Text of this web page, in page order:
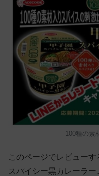
100種の素
このページでレビュー
スパイシー黒カレーラ